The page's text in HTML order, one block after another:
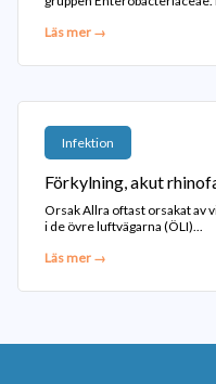
Läs mer →
Infektion
Förkylning, akut
Orsak Allra oftast orsakat av
i de övre luftvägarna (ÖLI)...
Läs mer →